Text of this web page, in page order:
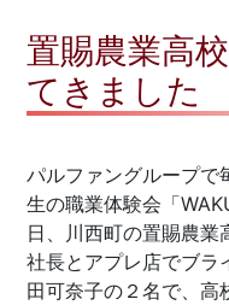
置賜農業高
てきました
パルファングループで
生の職業体験会「
日、川西町の置賜農業
社長とアプレ店でブラ
田可奈子の２名で、高